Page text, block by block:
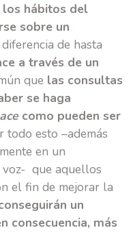
los hábitos del
sobre un
de hasta
a través de un
que las consultas
se haga
como pueden ser
todo esto –además
en un
voz- que aquellos
el fin de mejorar la
un
consecuencia, más